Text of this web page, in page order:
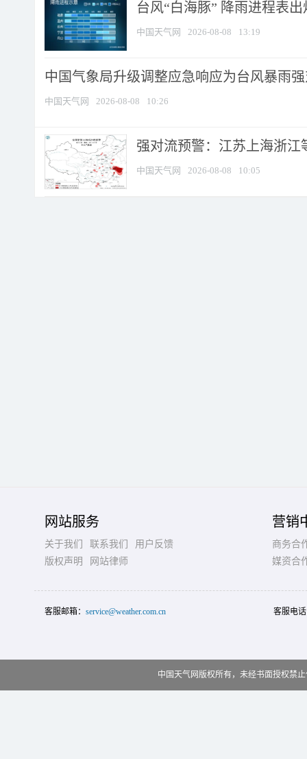
台风“白海豚” 降雨进程表
中国天气网 2026-08-08 13:19
中国气象局升级调整应急响应为台风暴雨
中国天气网 2026-08-08 10:26
强对流预警：江苏上海浙江
中国天气网 2026-08-08 10:05
网站服务
关于我们 联系我们
用户反馈
版权声明
网站律师
营销
商务合
媒资合
客服邮箱： service@weather.com.cn 客服电
中国天气网版权所有，未经书面授权